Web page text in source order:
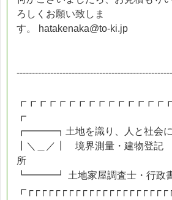
ろしくお願い致しま
す。 hatakenaka@to-ki.jp
┏
┏━━━┓土地を識り、人と社会に
┃＼＿／┃ 境界測量・建物登記
所
┗━━━┛ 土地家屋調査士・行政